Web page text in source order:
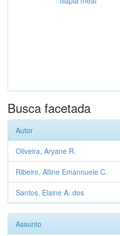
Busca facetada
Autor
Oliveira, Aryane R.
Ribeiro, Alline Emannuele C.
Santos, Elaine A. dos
Assunto